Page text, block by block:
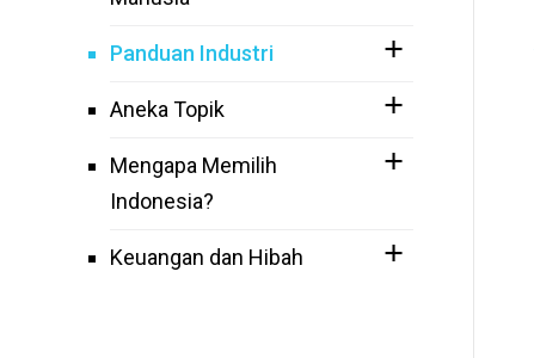
Panduan Industri
Aneka Topik
Mengapa Memilih
Indonesia?
Keuangan dan Hibah